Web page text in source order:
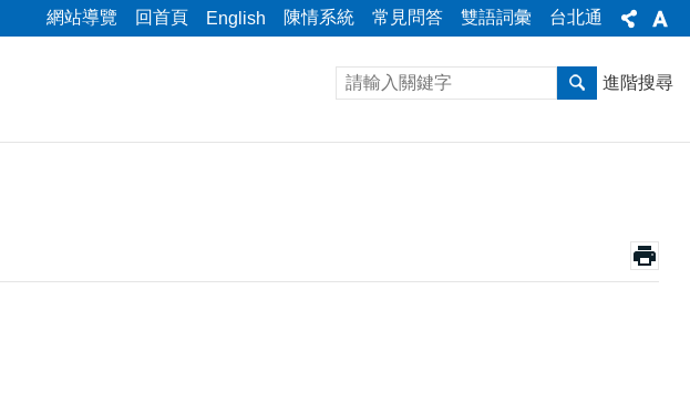
網站導覽 回首頁 English 陳情系統 常見問答 雙語詞彙 台北通
進階搜尋